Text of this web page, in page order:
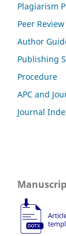
Plagiarism
Peer
Author
Publishing
Procedure
APC and
Journal